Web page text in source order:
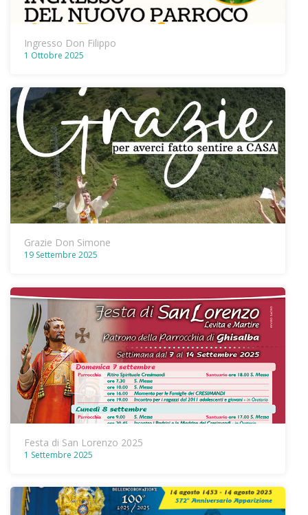
Ingresso Don Filippo
1 Ottobre 2025
Grazie Don Simone
19 Settembre 2025
Festa di San Lorenzo 2025
1 Settembre 2025